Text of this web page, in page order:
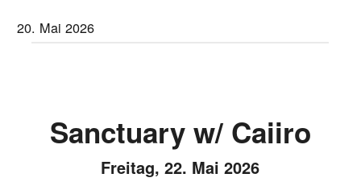
20. Mai 2026
Sanctuary w/ Caiiro
Freitag, 22. Mai 2026